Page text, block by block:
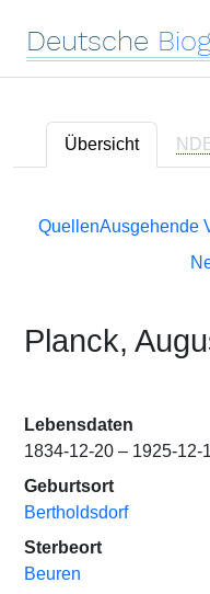
Deutsche
Übersicht
QuellenAusgehende
Planck,
Lebensdaten
1834-12-20 – 1925-12-
Geburtsort
Bertholdsdorf
Sterbeort
Beuren